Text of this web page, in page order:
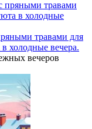
травами для
холодные вечера.
вечеров